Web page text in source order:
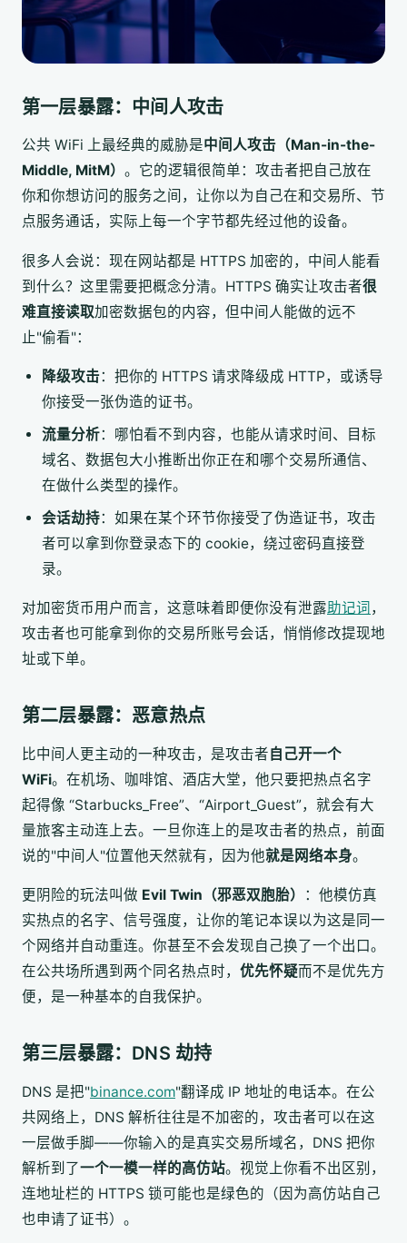
第一层暴露：中间人攻击
公共 WiFi 上最经典的威胁是中间人攻击（Man-in-the-
Middle, MitM） 。它的逻辑很简单：攻击者把自己放在
你和你想访问的服务之间，让你以为自己在和交易所、节
点服务通话，实际上每一个字节都先经过他的设备。
很多人会说：现在网站都是 HTTPS 加密的，中间人能看
到什么？这里需要把概念分清。HTTPS 确实让攻击者很
难直接读取加密数据包的内容，但中间人能做的远不
止"偷看"：
降级攻击：把你的 HTTPS 请求降级成 HTTP，或诱导
你接受一张伪造的证书。
流量分析：哪怕看不到内容，也能从请求时间、目标
域名、数据包大小推断出你正在和哪个交易所通信、
在做什么类型的操作。
会话劫持：如果在某个环节你接受了伪造证书，攻击
者可以拿到你登录态下的 cookie，绕过密码直接登
录。
对加密货币用户而言，这意味着即便你没有泄露助记词 ，
攻击者也可能拿到你的交易所账号会话，悄悄修改提现地
址或下单。
第二层暴露：恶意热点
比中间人更主动的一种攻击，是攻击者自己开一个
WiFi。在机场、咖啡馆、酒店大堂，他只要把热点名字
起得像 “Starbucks_Free”、“Airport_Guest”，就会有大
量旅客主动连上去。一旦你连上的是攻击者的热点，前面
说的"中间人"位置他天然就有，因为他就是网络本身。
更阴险的玩法叫做 Evil Twin（邪恶双胞胎）
：他模仿真
实热点的名字、信号强度，让你的笔记本误以为这是同一
个网络并自动重连。你甚至不会发现自己换了一个出口。
在公共场所遇到两个同名热点时， 优先怀疑而不是优先方
便，是一种基本的自我保护。
第三层暴露：DNS 劫持
DNS 是把"binance.com"翻译成 IP 地址的电话本。在公
共网络上，DNS 解析往往是不加密的，攻击者可以在这
一层做手脚——你输入的是真实交易所域名，DNS 把你
解析到了一个一模一样的高仿站。视觉上你看不出区别，
连地址栏的 HTTPS 锁可能也是绿色的（因为高仿站自己
也申请了证书）。